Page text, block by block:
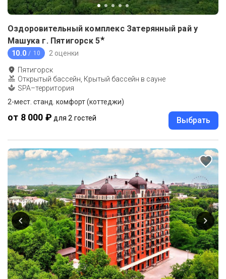
Оздоровительный комплекс Затерянный рай у
Машука г. Пятигорск 5★
10.0 / 10 2 оценки
Пятигорск
Открытый бассейн, Крытый бассейн в сауне
SPA–территория
2-мест. станд. комфорт (коттеджи)
от 8 000 ₽ для 2 гостей Выбрать